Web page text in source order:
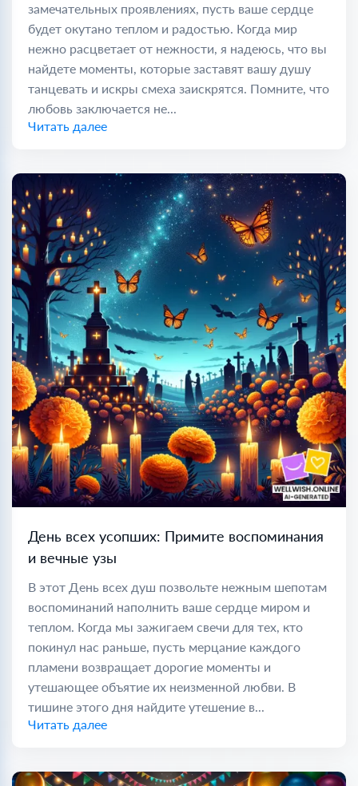
замечательных проявлениях, пусть ваше сердце
будет окутано теплом и радостью. Когда мир
нежно расцветает от нежности, я надеюсь, что вы
найдете моменты, которые заставят вашу душу
танцевать и искры смеха заискрятся. Помните, что
любовь заключается не...
Читать далее
День всех усопших: Примите воспоминания
и вечные узы
В этот День всех душ позвольте нежным шепотам
воспоминаний наполнить ваше сердце миром и
теплом. Когда мы зажигаем свечи для тех, кто
покинул нас раньше, пусть мерцание каждого
пламени возвращает дорогие моменты и
утешающее объятие их неизменной любви. В
тишине этого дня найдите утешение в...
Читать далее